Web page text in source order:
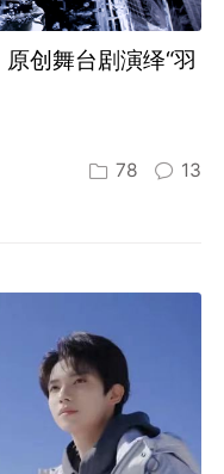
创舞台剧演绎“羽
78 13